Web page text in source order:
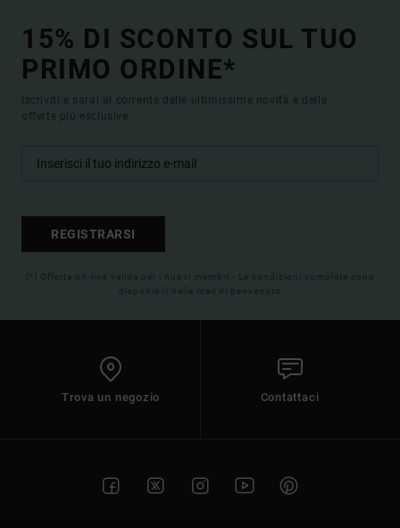
15% DI SCONTO SUL TUO
PRIMO ORDINE*
Iscriviti e sarai al corrente delle ultimissime novità e delle
offerte più esclusive.
REGISTRARSI
(*) Offerta on-line valida per i nuovi membri - Le condizioni complete sono
disponibili nella mail di benvenuto
Trova un negozio Contattaci